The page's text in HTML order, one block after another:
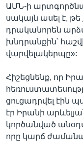
ԱՄՆ-ի
սակայն ասել է,
դրականորեն
խնդրանքին՝
վարվելակերպը»:
Հիշեցնենք, որ
ցուցադրվել էին
էր Իրանի
կործանված
որը կարճ